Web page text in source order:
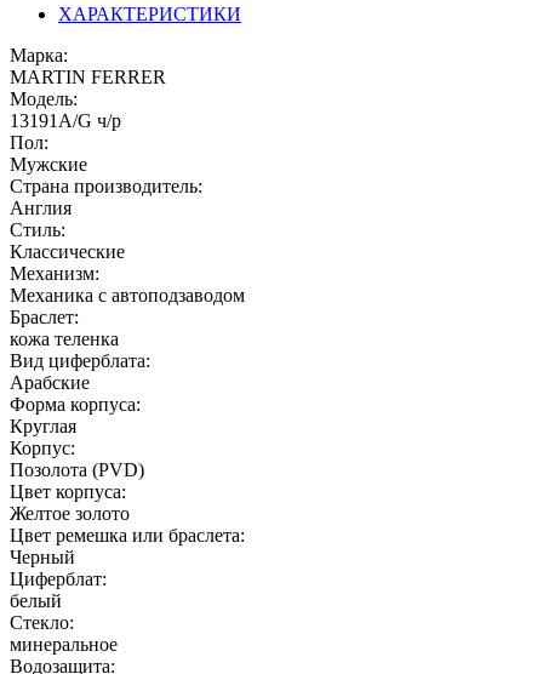
ХАРАКТЕРИСТИКИ
Марка:
MARTIN FERRER
Модель:
13191А/G ч/р
Пол:
Мужские
Страна производитель:
Англия
Стиль:
Классические
Механизм:
Механика с автоподзаводом
Браслет:
кожа теленка
Вид циферблата:
Арабские
Форма корпуса:
Круглая
Корпус:
Позолота (PVD)
Цвет корпуса:
Желтое золото
Цвет ремешка или браслета:
Черный
Циферблат:
белый
Стекло:
минеральное
Водозащита: